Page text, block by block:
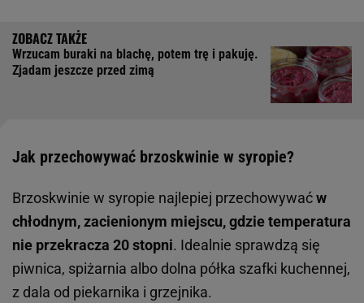
Wrzucam buraki na blachę, potem trę i pakuję.
Zjadam jeszcze przed zimą
Jak przechowywać brzoskwinie w syropie?
Brzoskwinie w syropie najlepiej przechowywaćw
chłodnym, zacienionym miejscu, gdzie temperatura
nie przekracza 20 stopni. Idealnie sprawdzą się
piwnica, spiżarnia albo dolna półka szafki kuchennej,
z dala od piekarnika i grzejnika.